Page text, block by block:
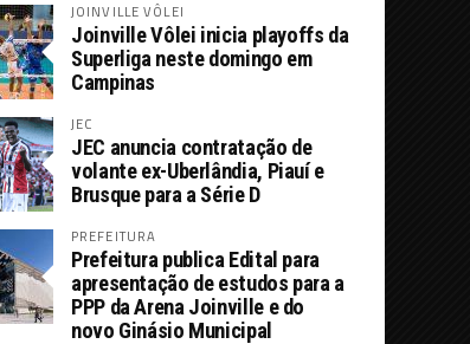
JOINVILLE VÔLEI
Joinville Vôlei inicia playoffs da
Superliga neste domingo em
Campinas
JEC
JEC anuncia contratação de
volante ex-Uberlândia, Piauí e
Brusque para a Série D
PREFEITURA
Prefeitura publica Edital para
apresentação de estudos para a
PPP da Arena Joinville e do
novo Ginásio Municipal